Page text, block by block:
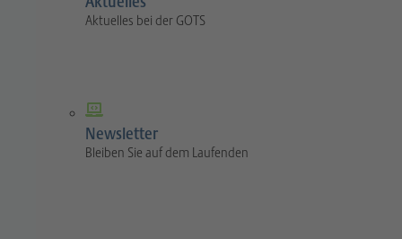
Aktuelles bei der GOTS
Newsletter
Bleiben Sie auf dem Laufenden